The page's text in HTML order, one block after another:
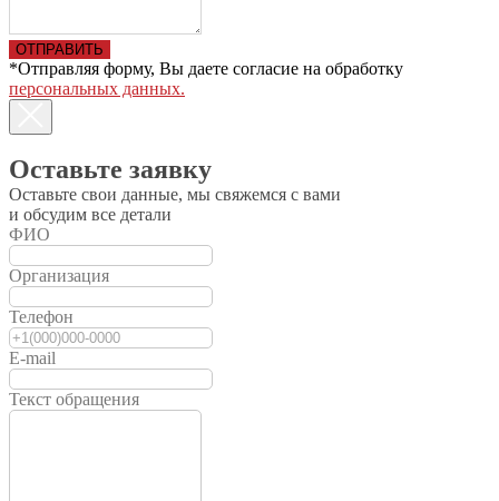
ОТПРАВИТЬ
*Отправляя форму, Вы даете согласие на обработку
персональных данных.
Оставьте заявку
Оставьте свои данные, мы свяжемся с вами
и обсудим все детали
ФИО
Организация
Телефон
E-mail
Текст обращения